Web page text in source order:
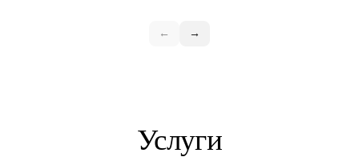
← →
Услуги